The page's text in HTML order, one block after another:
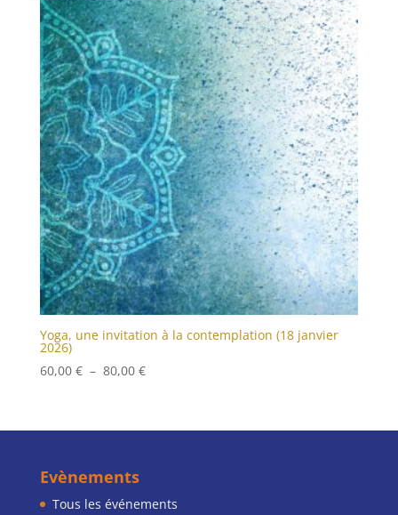
60,00 €
à
80,00 €
Yoga, une invitation à la contemplation (18 janvier
2026)
60,00 € – 80,00 €Plage
60,00 €
Evènements
Tous les événements